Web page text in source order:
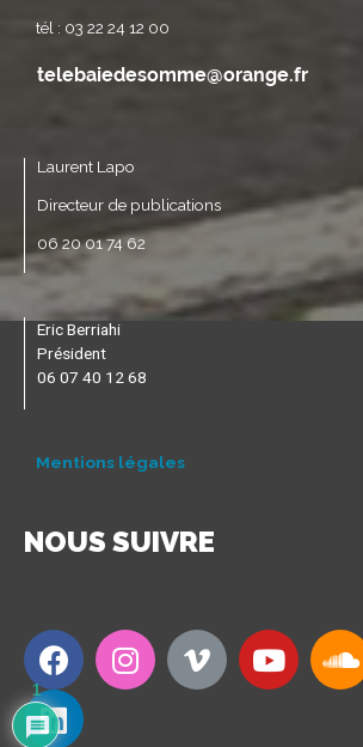
tél : 03 22 24 12 00
Laurent Lapo
Directeur de publications
06 20 01 74 62
Eric Berriahi
Président
06 07 40 12 68
Mentions légales
NOUS SUIVRE
1